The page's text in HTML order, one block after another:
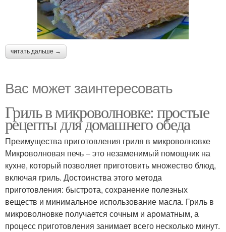
читать дальше →
Вас может заинтересовать
Гриль в микроволновке: простые
рецепты для домашнего обеда
Преимущества приготовления гриля в микроволновке
Микроволновая печь – это незаменимый помощник на
кухне, который позволяет приготовить множество блюд,
включая гриль. Достоинства этого метода
приготовления: быстрота, сохранение полезных
веществ и минимальное использование масла. Гриль в
микроволновке получается сочным и ароматным, а
процесс приготовления занимает всего несколько минут.